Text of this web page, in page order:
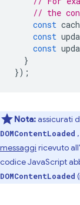
// the
const
const
const
}
});
Nota:assicurati
DOMContentLoaded
messaggi ricevuto
codice JavaScript
DOMContentLoaded